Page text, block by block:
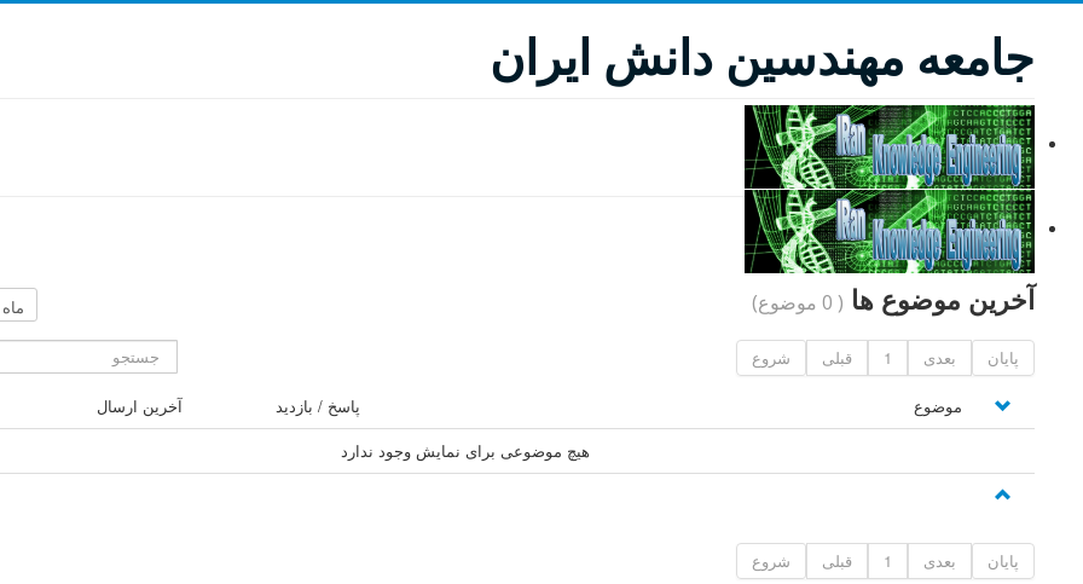
جامعه مهندسین دانش ایران
انجمن آخرين موضوع ها
آخرين موضوع ها ( 0 موضوع)
شروع قبلی 1 بعدی پایان
موضوع پاسخ / بازديد
آخرين ارسال
هیچ موضوعی برای نمایش وجود ندارد
شروع قبلی 1 بعدی پایان